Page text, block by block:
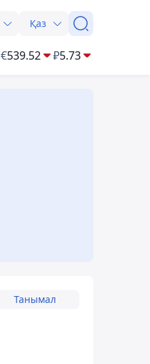
Қаз
€539.52 ₽5.73
Танымал